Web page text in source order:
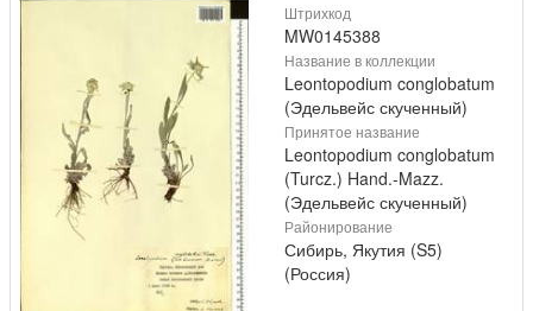
Штрихкод
MW0145388
Название в коллекции
Leontopodium conglobatum
(Эдельвейс скученный)
Принятое название
Leontopodium conglobatum
(Turcz.) Hand.-Mazz.
(Эдельвейс скученный)
Районирование
Сибирь, Якутия (S5)
(Россия)